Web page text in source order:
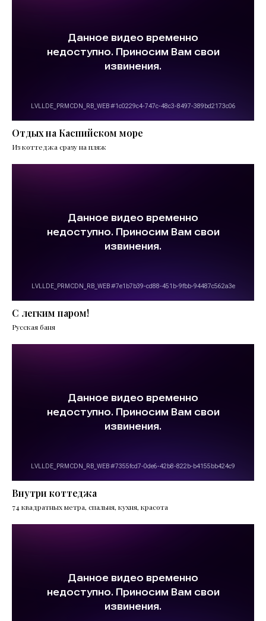
Отдых на Каспийском море
Из коттеджа сразу на пляж
С легким паром!
Русская баня
Внутри коттеджа
74 квадратных метра, спальня, кухня, красота